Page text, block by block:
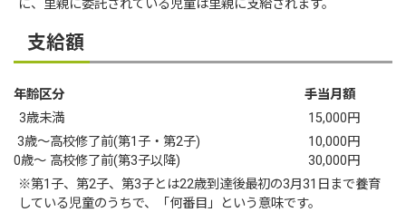
に、里親に委託されている児童は里親に支給されます。
支給額
年齢区分
手当月額
3歳未満
15,000円
3歳〜高校修了前(第1子・第2子)
10,000円
0歳〜 高校修了前(第3子以降)
30,000円
※第1子、第2子、第3子とは22歳到達後最初の3月31日まで養育
している児童のうちで、「何番目」という意味です。